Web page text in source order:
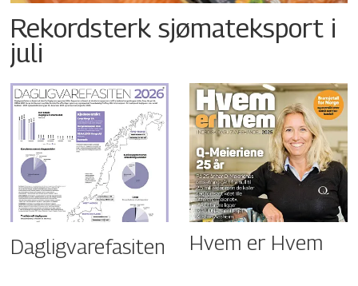
Rekordsterk sjømateksport i
juli
Dagligvarefasiten Hvem er Hvem